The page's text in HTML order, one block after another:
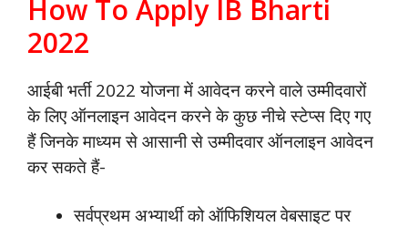
How To Apply IB Bharti
2022
आईबी भर्ती 2022 योजना में आवेदन करने वाले उम्मीदवारों
के लिए ऑनलाइन आवेदन करने के कुछ नीचे स्टेप्स दिए गए
हैं जिनके माध्यम से आसानी से उम्मीदवार ऑनलाइन आवेदन
कर सकते हैं-
सर्वप्रथम अभ्यार्थी को ऑफिशियल वेबसाइट पर